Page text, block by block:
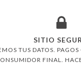
SITIO
TUS DATOS.
FINAL.